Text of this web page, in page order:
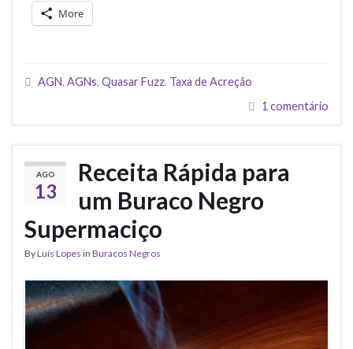
More
AGN, AGNs, Quasar Fuzz, Taxa de Acreção
1 comentário
AGO
13
Receita Rápida para
um Buraco Negro
Supermaciço
ByLuís Lopes in Buracos Negros